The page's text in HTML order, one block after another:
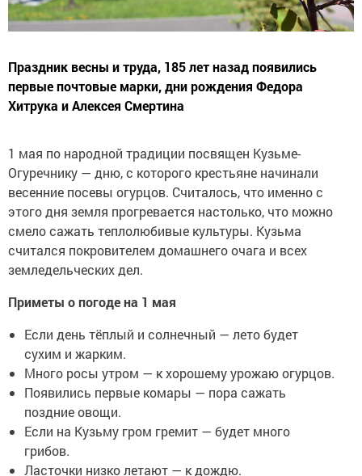
Праздник весны и труда, 185 лет назад появились
первые почтовые марки, дни рождения Федора
Хитрука и Алексея Смертина
1 мая по народной традиции посвящен Кузьме-
Огуречнику — дню, с которого крестьяне начинали
весенние посевы огурцов. Считалось, что именно с
этого дня земля прогревается настолько, что можно
смело сажать теплолюбивые культуры. Кузьма
считался покровителем домашнего очага и всех
земледельческих дел.
Приметы о погоде на 1 мая
Если день тёплый и солнечный — лето будет
сухим и жарким.
Много росы утром — к хорошему урожаю огурцов.
Появились первые комары — пора сажать
поздние овощи.
Если на Кузьму гром гремит — будет много
грибов.
Ласточки низко летают — к дождю.